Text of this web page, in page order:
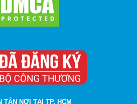
TẬN NƠI TẠI TP. HCM